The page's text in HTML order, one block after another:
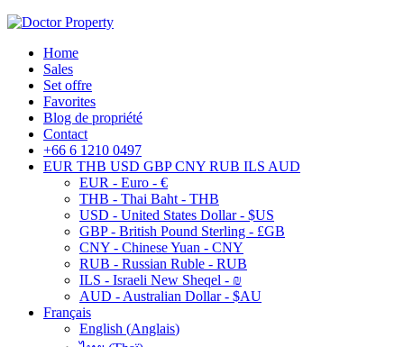
Home
Sales
Set offre
Favorites
Blog de propriété
Contact
+66 6 1210 0497
EUR THB USD GBP CNY RUB ILS AUD
EUR - Euro - €
THB - Thai Baht - THB
USD - United States Dollar - $US
GBP - British Pound Sterling - £GB
CNY - Chinese Yuan - CNY
RUB - Russian Ruble - RUB
ILS - Israeli New Sheqel - ₪
AUD - Australian Dollar - $AU
Français
English (Anglais)